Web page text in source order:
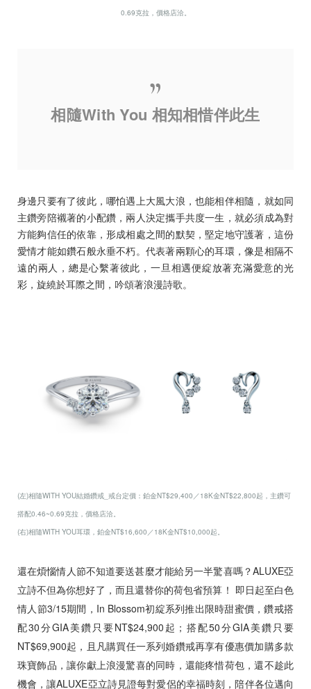
0.69克拉，價格店洽。
相隨With You 相知相惜伴此生
身邊只要有了彼此，哪怕遇上大風大浪，也能相伴相隨，就如同
主鑽旁陪襯著的小配鑽，兩人決定攜手共度一生，就必須成為對
方能夠信任的依靠，形成相處之間的默契，堅定地守護著，這份
愛情才能如鑽石般永垂不朽。代表著兩顆心的耳環，像是相隔不
遠的兩人，總是心繫著彼此，一旦相遇便綻放著充滿愛意的光
彩，旋繞於耳際之間，吟頌著浪漫詩歌。
(左)相隨WITH YOU結婚鑽戒_戒台定價：鉑金NT$29,400／18K金NT$22,800起，主鑽可
搭配0.46~0.69克拉，價格店洽。
(右)相隨WITH YOU耳環，鉑金NT$16,600／18K金NT$10,000起。
還在煩惱情人節不知道要送甚麼才能給另一半驚喜嗎？ALUXE亞
立詩不但為你想好了，而且還替你的荷包省預算！ 即日起至白色
情人節3/15期間，In Blossom初綻系列推出限時甜蜜價，鑽戒搭
配30分GIA美鑽只要NT$24,900起；搭配50分GIA美鑽只要
NT$69,900起，且凡購買任一系列婚鑽戒再享有優惠價加購多款
珠寶飾品，讓你獻上浪漫驚喜的同時，還能疼惜荷包，還不趁此
機會，讓ALUXE亞立詩見證每對愛侶的幸福時刻，陪伴各位邁向